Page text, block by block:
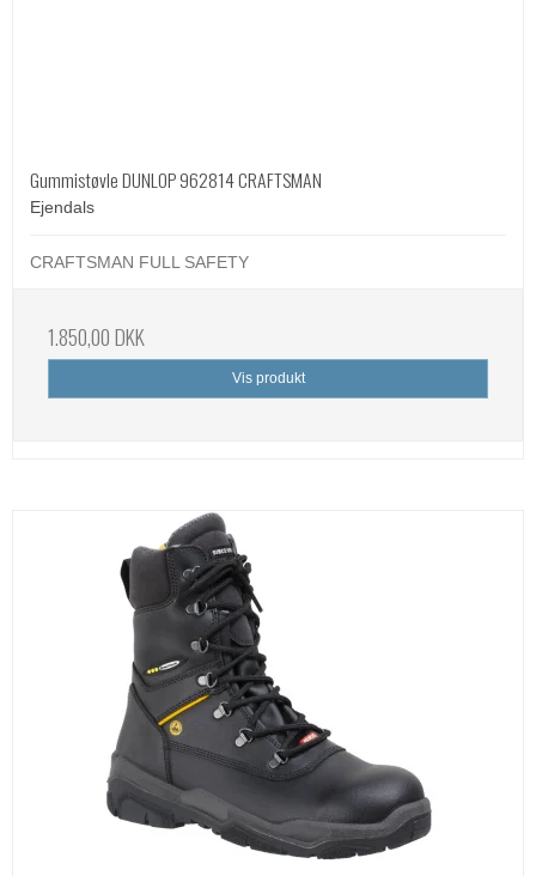
Gummistøvle DUNLOP 962814 CRAFTSMAN
Ejendals
CRAFTSMAN FULL SAFETY
1.850,00 DKK
Vis produkt